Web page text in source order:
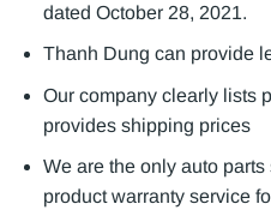
dated October 28, 2021.
Thanh Dung can provide
Our company clearly lists
provides shipping prices
We are the only auto
product warranty service